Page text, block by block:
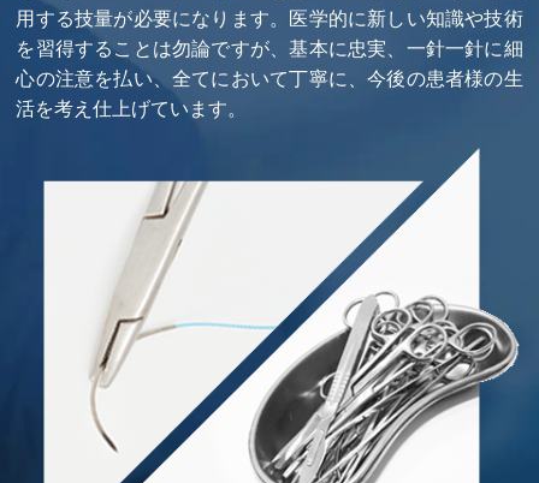
用する技量が必要になります。医学的に新しい知識や技術
を習得することは勿論ですが、基本に忠実、一針一針に細
心の注意を払い、全てにおいて丁寧に、今後の患者様の生
活を考え仕上げています。